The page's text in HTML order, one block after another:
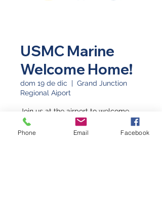
USMC Marine
Welcome Home!
dom 19 de dic
  |
Grand Junction
Regional Aiport
Join us at the airport to welcome
home a Marine! Meet upstairs.
Phone Email Facebook